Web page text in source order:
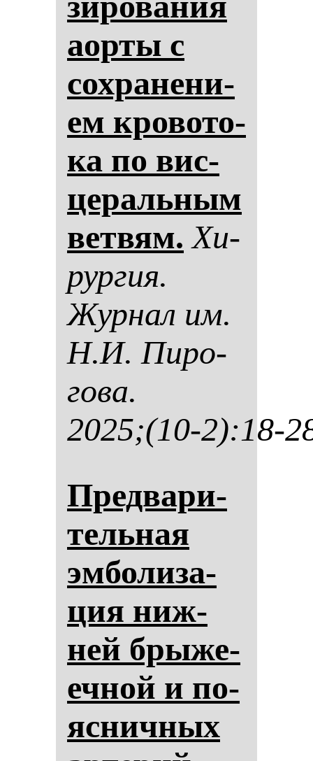
аор­ты с
сох­ра­не­ни­
ем кро­во­то­
ка по вис­
це­раль­ным
вет­вям. Хи­
рур­гия.
Жур­нал им.
Н.И. Пи­ро­
го­ва.
2025;(10-2):18-
Пред­ва­ри­
тель­ная
эм­бо­ли­за­
ция ниж­
ней бры­же­
еч­ной и по­
яс­нич­ных